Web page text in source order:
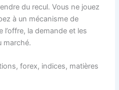
du recul. Vous ne jouez
à un mécanisme de
la demande et les
marché.
forex, indices, matières